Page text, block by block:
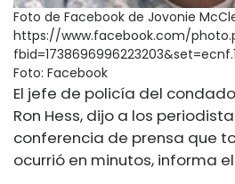
Foto de Facebook de Jovonie
https://www.facebook.com/
Foto: Facebook
El jefe de policía del
Ron Hess, dijo a los
conferencia de prensa que
ocurrió en minutos, informa